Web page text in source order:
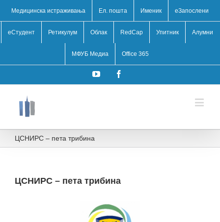
Медицинска истраживања Ел. пошта Именик eЗапослени
еСтудент Ретикулум Облак RedCap Упитник Алумни
МФУБ Медиа Office 365
YouTube
ЦСНИРС – пета трибина
ЦСНИРС – пета трибина